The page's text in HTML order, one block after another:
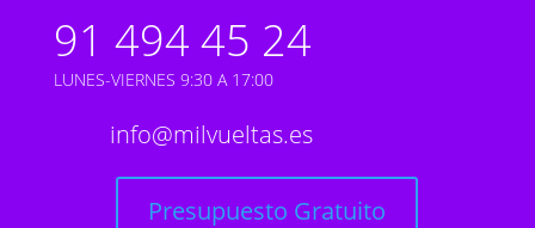
91 494 45 24
LUNES-VIERNES 9:30 A 17:00
info@milvueltas.es
Presupuesto Gratuito